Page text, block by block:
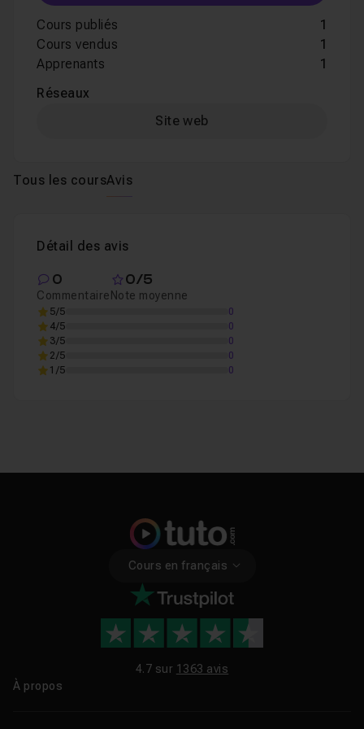
Cours publiés
1
Cours vendus
1
Apprenants
1
Réseaux
Site web
Tous les coursAvis
Détail des avis
0
Commentaire
0/5
Note moyenne
5/5
0
4/5
0
3/5
0
2/5
0
1/5
0
Cours en français
4.7 sur 1363 avis
À propos